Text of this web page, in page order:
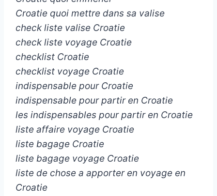
Croatie quoi mettre dans sa valise
check liste valise Croatie
check liste voyage Croatie
checklist Croatie
checklist voyage Croatie
indispensable pour Croatie
indispensable pour partir en Croatie
les indispensables pour partir en Croatie
liste affaire voyage Croatie
liste bagage Croatie
liste bagage voyage Croatie
liste de chose a apporter en voyage en
Croatie